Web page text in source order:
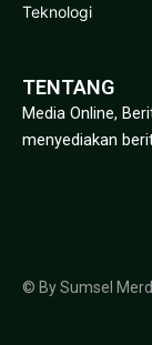
Teknologi
TENTANG
Media Online,
menyediakan
© By Sumsel